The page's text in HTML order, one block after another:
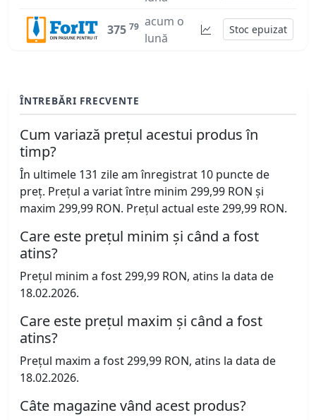
375 79 acum o
lună
Stoc epuizat
ÎNTREBĂRI FRECVENTE
Cum variază prețul acestui produs în
timp?
În ultimele 131 zile am înregistrat 10 puncte de
preț. Prețul a variat între minim 299,99 RON și
maxim 299,99 RON. Prețul actual este 299,99 RON.
Care este prețul minim și când a fost
atins?
Prețul minim a fost 299,99 RON, atins la data de
18.02.2026.
Care este prețul maxim și când a fost
atins?
Prețul maxim a fost 299,99 RON, atins la data de
18.02.2026.
Câte magazine vând acest produs?